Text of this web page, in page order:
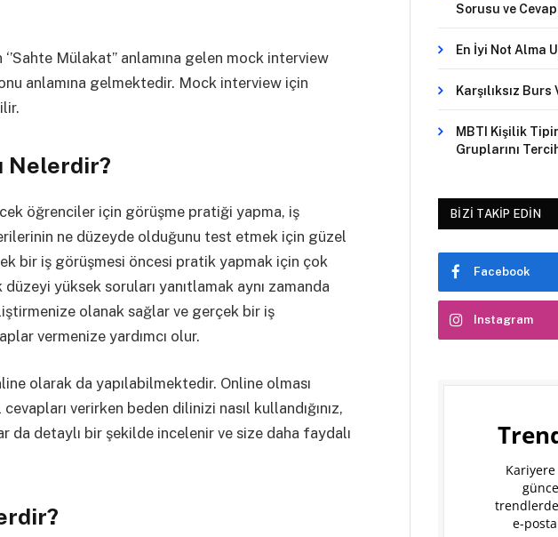
Mülakat’’ anlamına gelen mock interview
anlamına gelmektedir. Mock interview için
Nelerdir?
öğrenciler için görüşme pratiği yapma, iş
ne düzeyde olduğunu test etmek için güzel
bir iş görüşmesi öncesi pratik yapmak için çok
yüksek soruları yanıtlamak aynı zamanda
olanak sağlar ve gerçek bir iş
vermenize yardımcı olur.
olarak da yapılabilmektedir. Online olması
verirken beden dilinizi nasıl kullandığınız,
da detaylı bir şekilde incelenir ve size daha faydalı
Sorusu ve
En İyi Not Alma
Karşılıksız
MBTI Kişilik
Gruplarını
BIZI TAKIP EDIN
Facebook
Instagram
e-